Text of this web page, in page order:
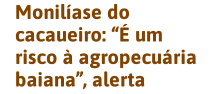
Monilíase do
cacaueiro: “É um
risco à agropecuária
baiana”, alerta